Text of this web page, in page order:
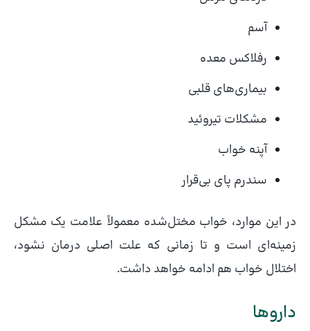
آسم
رفلاکس معده
بیماری‌های قلبی
مشکلات تیروئید
آپنه خواب
سندرم پای بی‌قرار
در این موارد، خواب مختل‌شده معمولاً علامت یک مشکل
زمینه‌ای است و تا زمانی که علت اصلی درمان نشود،
اختلال خواب هم ادامه خواهد داشت.
داروها